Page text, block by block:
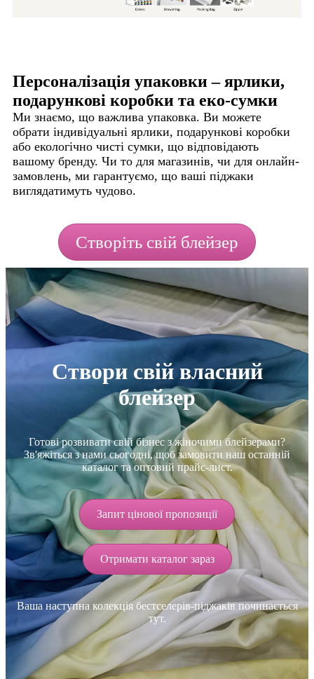
Персоналізація упаковки – ярлики,
подарункові коробки та еко-сумки
Ми знаємо, що важлива упаковка. Ви можете
обрати індивідуальні ярлики, подарункові коробки
або екологічно чисті сумки, що відповідають
вашому бренду. Чи то для магазинів, чи для онлайн-
замовлень, ми гарантуємо, що ваші піджаки
виглядатимуть чудово.
Створіть свій блейзер
Створи свій власний
блейзер
Готові розвивати свій бізнес з жіночими блейзерами?
Зв'яжіться з нами сьогодні, щоб замовити наш останній
каталог та оптовий прайс-лист.
Запит цінової пропозиції
Отримати каталог зараз
Ваша наступна колекція бестселерів-піджаків починається
тут.